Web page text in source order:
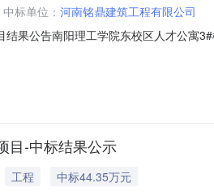
中标单位： 河南铭鼎建筑工程有限公司
果公告南阳理工学院东校区人才公寓
学院地址：南阳市长江路80号二、采
目-中标结果公示
工程
中标44.35万元